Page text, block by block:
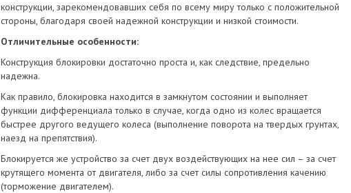
конструкции, зарекомендовавших себя по всему миру только с положительной
стороны, благодаря своей надежной конструкции и низкой стоимости.
Отличительные особенности:
Конструкция блокировки достаточно проста и, как следствие, предельно
надежна.
Как правило, блокировка находится в замкнутом состоянии и выполняет
функции дифференциала только в случае, когда одно из колес вращается
быстрее другого ведущего колеса (выполнение поворота на твердых грунтах,
наезд на препятствия).
Блокируется же устройство за счет двух воздействующих на нее сил – за счет
крутящего момента от двигателя, либо за счет силы сопротивления качению
(торможение двигателем).